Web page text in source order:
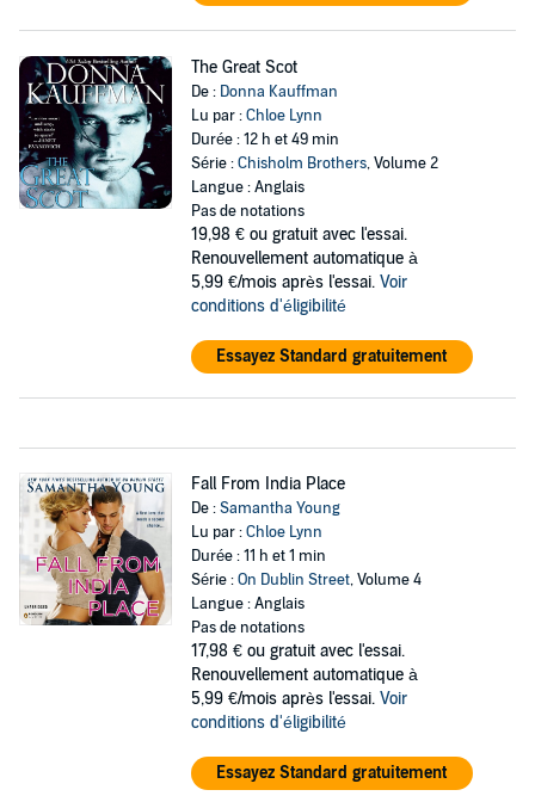
The Great Scot
De : Donna Kauffman
Lu par :Chloe Lynn
Durée : 12 h et 49 min
Série :Chisholm Brothers, Volume 2
Langue : Anglais
Pas de notations
19,98 € ou gratuit avec l'essai.
Renouvellement automatique à
5,99 €/mois après l'essai. Voir
conditions d'éligibilité
Essayez Standard gratuitement
Fall From India Place
De :Samantha Young
Lu par :Chloe Lynn
Durée : 11 h et 1 min
Série :On Dublin Street, Volume 4
Langue : Anglais
Pas de notations
17,98 € ou gratuit avec l'essai.
Renouvellement automatique à
5,99 €/mois après l'essai. Voir
conditions d'éligibilité
Essayez Standard gratuitement